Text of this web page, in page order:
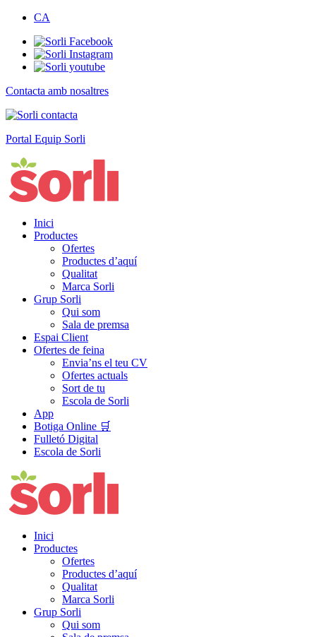
CA
Contacta amb nosaltres
Portal Equip Sorli
Inici
Productes
Ofertes
Productes d’aquí
Qualitat
Marca Sorli
Grup Sorli
Qui som
Sala de premsa
Espai Client
Ofertes de feina
Envia’ns el teu CV
Ofertes actuals
Sort de tu
Escola de Sorli
App
Botiga Online 🛒
Fulletó Digital
Escola de Sorli
Inici
Productes
Ofertes
Productes d’aquí
Qualitat
Marca Sorli
Grup Sorli
Qui som